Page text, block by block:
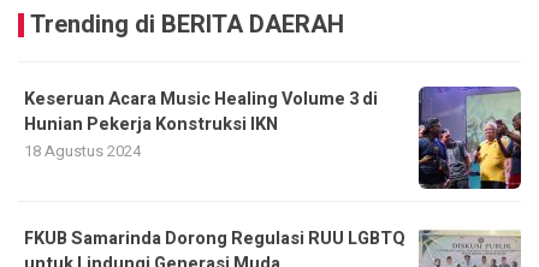
Trending di BERITA DAERAH
Keseruan Acara Music Healing Volume 3 di
Hunian Pekerja Konstruksi IKN
18 Agustus 2024
FKUB Samarinda Dorong Regulasi RUU LGBTQ